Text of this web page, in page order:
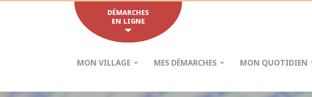
DÉMARCHES
EN LIGNE
MON VILLAGE MES DÉMARCHES MON QUOTIDIEN